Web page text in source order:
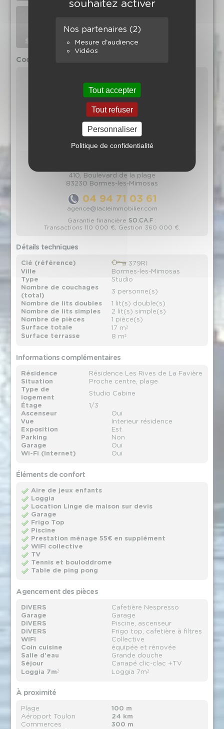
souhaitez activer
Nos partenaires (2)
Mesure d'audience
Vidéos
Tout accepter
Tout refuser
Personnaliser
Politique de confidentialité
Coordonnées de l'agence
410, Boulevard de la plage
83230 Bormes-les-Mimosas
04 94 71 03 61
agence@lacleimmobilier.com
Garantie financière SO.CA.F :
Transactions 110 000 €, Gestion 360 000 €.
Détails techniques
Clé (référence)
379RI
Ville
Bormes-les-Mimosas
Type
Studio
Nombre de couchages
(total)
3 personne(s)
Nombre de lits doubles
1 lit(s) double(s)
Nombre de lits simples
2 lit(s) simple(s)
Nombre de pièces
1 pièce(s)
Surface totale
17 m²
Surface terrasse
8 m²
Informations complémentaires
Résidence
Résidence Les Rives de La Favière
Situation
Proche centre, plage
Type de
logement
Studio Cabine
Étage
1/3
Ascenseur
Oui
Vue
Interieur résidence
Exposition
Est
Parking
Non
Garage
Oui
Wi-Fi (Internet)
Oui
Éléments de confort
Aire de jeux enfants
Loggia
Location Linge de maison sur devis
Garage
Frigo Top
Piscine
Prestation ménage 55€ en supplément
WIFI collective
TV
Tennis et bouloddrome
Table de ping pong
Agencement des pièces
DIVERS
Cafetière Nespresso
Garage
Garage
DIVERS
Piscine, ascenseur
DIVERS
Frigo top, cafetière à filtres
WIFI
Collective
Coin cuisine
équipée et rénovée
Salle d'eau
Grande douche
Séjour
Canapé clic-clac +TV
Loggia 7m²
Loggia 7m²
À proximité
Plage
100 m
Aéroport Toulon
24 km
Commerces
300 m